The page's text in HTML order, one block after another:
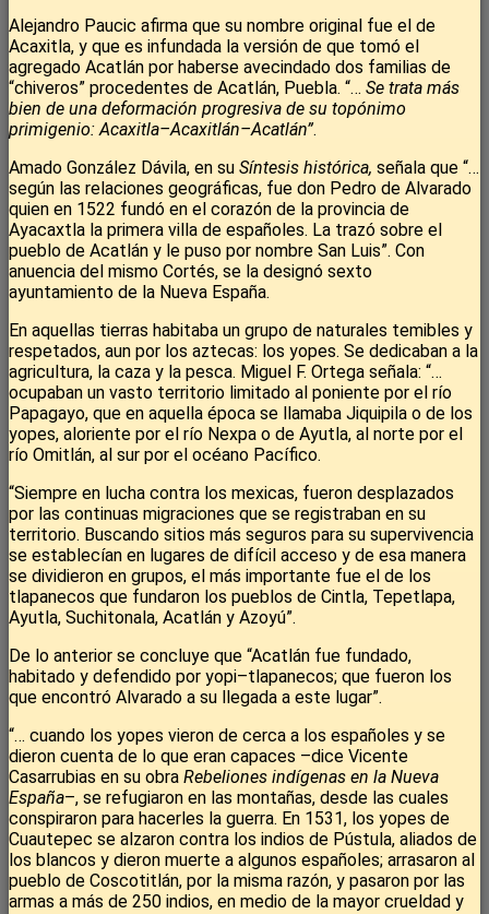
Alejandro Paucic afirma que su nombre original fue el de
Acaxitla, y que es infundada la versión de que tomó el
agregado Acatlán por haberse avecindado dos familias de
“chiveros” procedentes de Acatlán, Puebla. “… Se trata más
bien de una deformación progresiva de su topónimo
primigenio: Acaxitla–Acaxitlán–Acatlán”.
Amado González Dávila, en su Síntesis histórica, señala que “…
según las relaciones geográficas, fue don Pedro de Alvarado
quien en 1522 fundó en el corazón de la provincia de
Ayacaxtla la primera villa de españoles. La trazó sobre el
pueblo de Acatlán y le puso por nombre San Luis”. Con
anuencia del mismo Cortés, se la designó sexto
ayuntamiento de la Nueva España.
En aquellas tierras habitaba un grupo de naturales temibles y
respetados, aun por los aztecas: los yopes. Se dedicaban a la
agricultura, la caza y la pesca. Miguel F. Ortega señala: “…
ocupaban un vasto territorio limitado al poniente por el río
Papagayo, que en aquella época se llamaba Jiquipila o de los
yopes, aloriente por el río Nexpa o de Ayutla, al norte por el
río Omitlán, al sur por el océano Pacífico.
“Siempre en lucha contra los mexicas, fueron desplazados
por las continuas migraciones que se registraban en su
territorio. Buscando sitios más seguros para su supervivencia
se establecían en lugares de difícil acceso y de esa manera
se dividieron en grupos, el más importante fue el de los
tlapanecos que fundaron los pueblos de Cintla, Tepetlapa,
Ayutla, Suchitonala, Acatlán y Azoyú”.
De lo anterior se concluye que “Acatlán fue fundado,
habitado y defendido por yopi–tlapanecos; que fueron los
que encontró Alvarado a su llegada a este lugar”.
“… cuando los yopes vieron de cerca a los españoles y se
dieron cuenta de lo que eran capaces –dice Vicente
Casarrubias en su obra Rebeliones indígenas en la Nueva
España–, se refugiaron en las montañas, desde las cuales
conspiraron para hacerles la guerra. En 1531, los yopes de
Cuautepec se alzaron contra los indios de Pústula, aliados de
los blancos y dieron muerte a algunos españoles; arrasaron al
pueblo de Coscotitlán, por la misma razón, y pasaron por las
armas a más de 250 indios, en medio de la mayor crueldad y